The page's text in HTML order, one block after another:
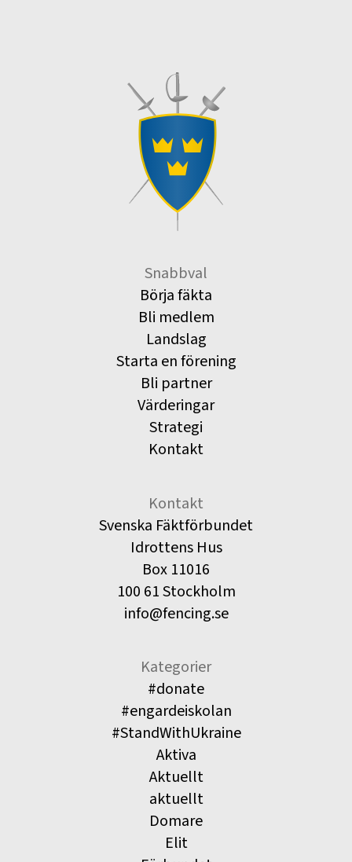
Snabbval
Börja fäkta
Bli medlem
Landslag
Starta en förening
Bli partner
Värderingar
Strategi
Kontakt
Kontakt
Svenska Fäktförbundet
Idrottens Hus
Box 11016
100 61 Stockholm
info@fencing.se
Kategorier
#donate
#engardeiskolan
#StandWithUkraine
Aktiva
Aktuellt
aktuellt
Domare
Elit